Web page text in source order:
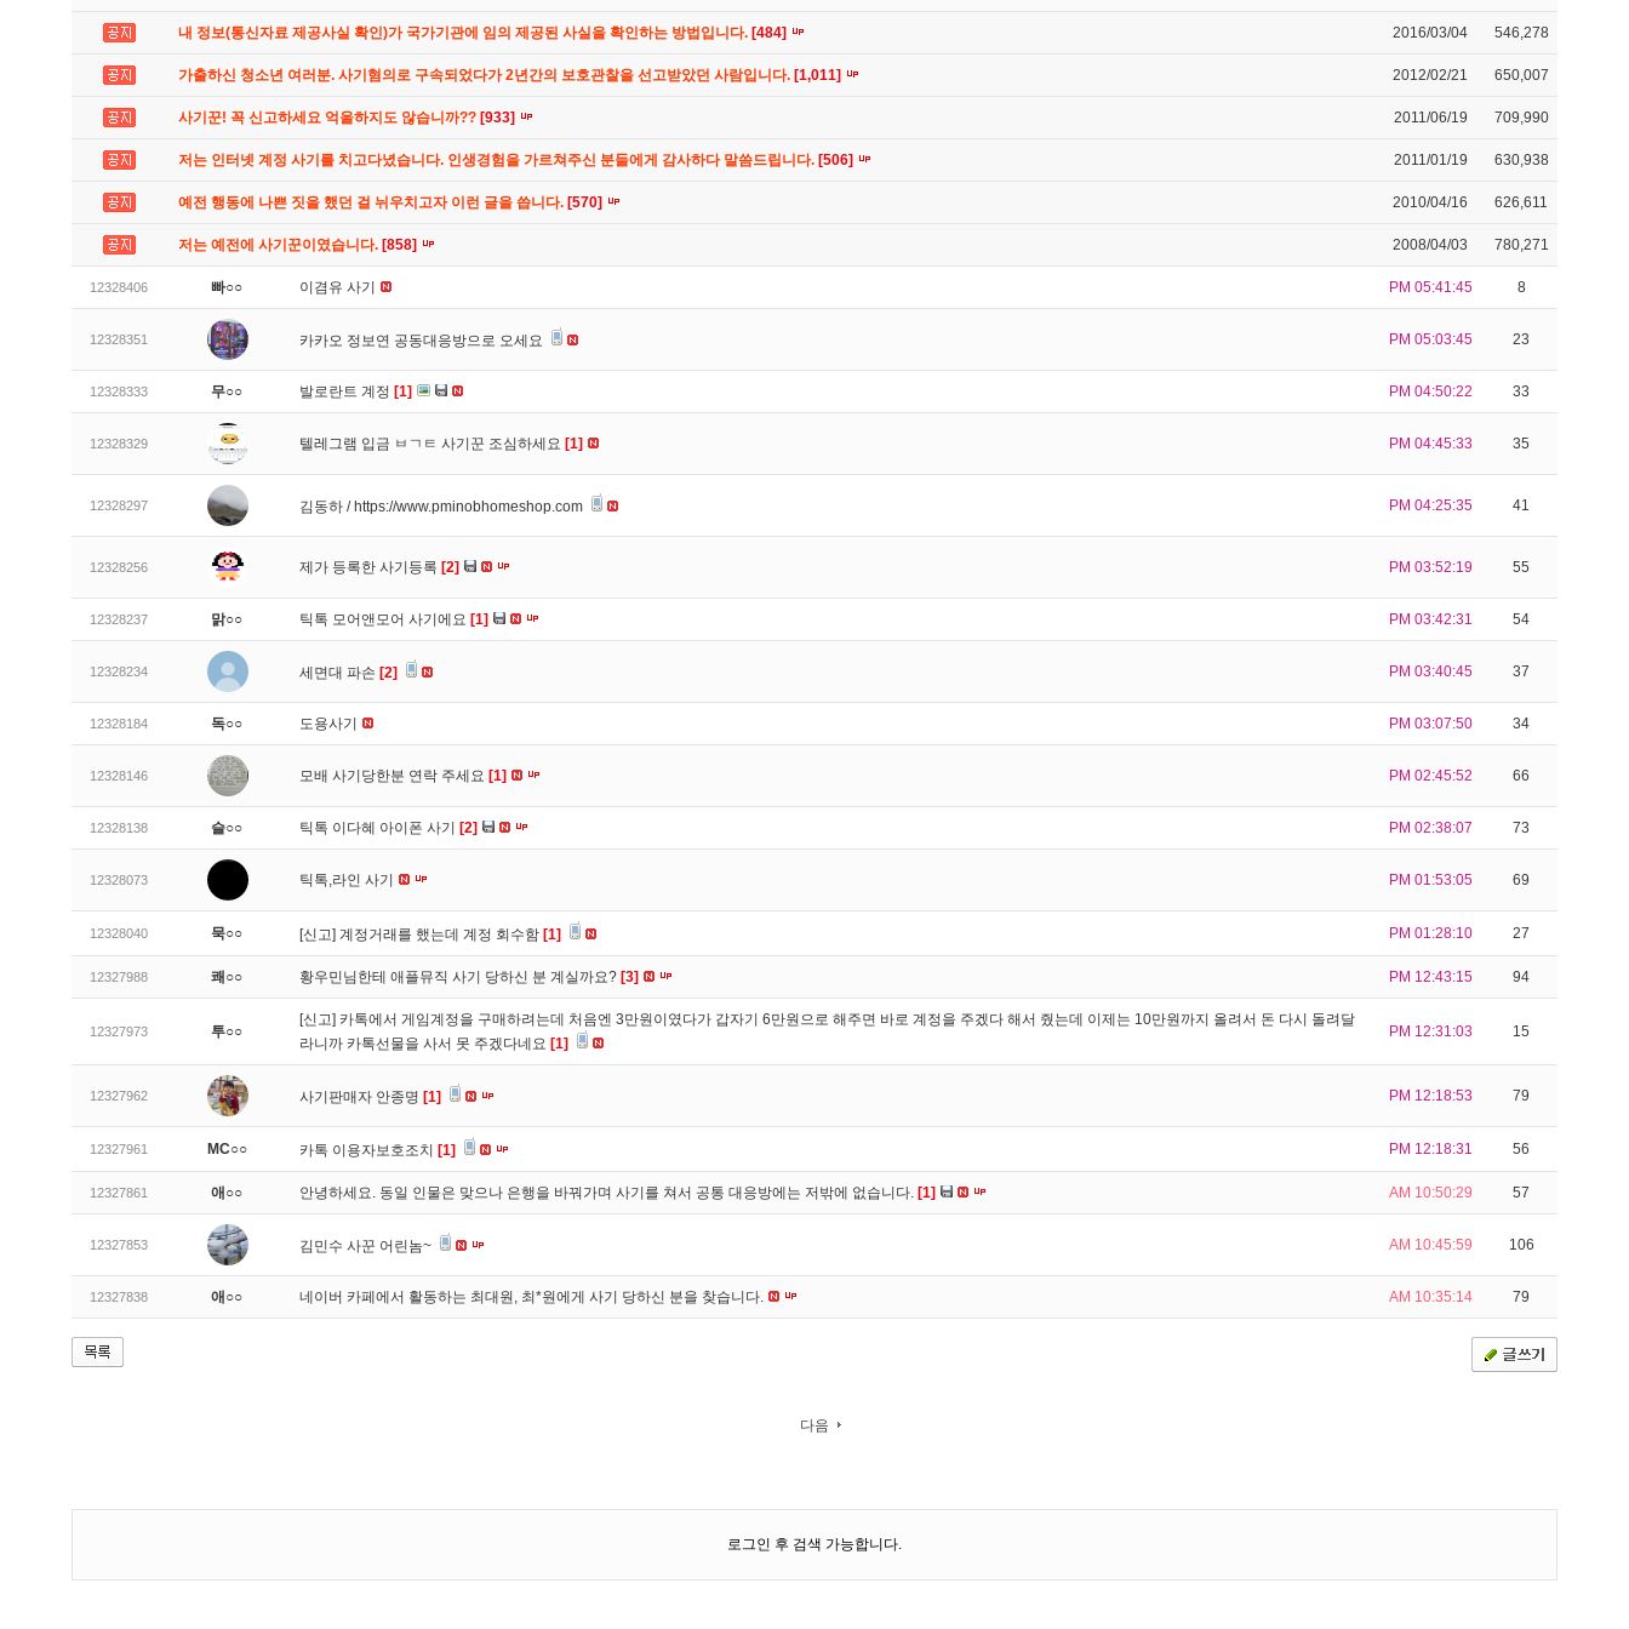
내 정보(통신자료 제공사실 확인)가 국가기관에 임의 제공된 사실을 확인하는 방법입니다. [484] 2016/03/04 546,278
가출하신 청소년 여러분. 사기혐의로 구속되었다가 2년간의 보호관찰을 선고받았던 사람입니다. [1,011] 2012/02/21 650,007
사기꾼! 꼭 신고하세요 억울하지도 않습니까?? [933] 2011/06/19 709,990
저는 인터넷 계정 사기를 치고다녔습니다. 인생경험을 가르쳐주신 분들에게 감사하다 말씀드립니다. [506] 2011/01/19 630,938
예전 행동에 나쁜 짓을 했던 걸 뉘우치고자 이런 글을 씁니다. [570] 2010/04/16 626,611
저는 예전에 사기꾼이였습니다. [858] 2008/04/03 780,271
12328406 빠○○ 이겸유 사기 PM 05:41:45 8
12328351 카카오 정보연 공동대응방으로 오세요 PM 05:03:45 23
12328333 무○○ 발로란트 계정 [1] PM 04:50:22 33
12328329 텔레그램 입금 ㅂㄱㅌ 사기꾼 조심하세요 [1] PM 04:45:33 35
12328297 김동하 / https://www.pminobhomeshop.com PM 04:25:35 41
12328256 제가 등록한 사기등록 [2] PM 03:52:19 55
12328237 맑○○ 틱톡 모어앤모어 사기에요 [1] PM 03:42:31 54
12328234 세면대 파손 [2] PM 03:40:45 37
12328184 독○○ 도용사기 PM 03:07:50 34
12328146 모배 사기당한분 연락 주세요 [1] PM 02:45:52 66
12328138 슬○○ 틱톡 이다혜 아이폰 사기 [2] PM 02:38:07 73
12328073 틱톡,라인 사기 PM 01:53:05 69
12328040 묵○○ [신고] 계정거래를 했는데 계정 회수함 [1] PM 01:28:10 27
12327988 쾌○○ 황우민님한테 애플뮤직 사기 당하신 분 계실까요? [3] PM 12:43:15 94
12327973 투○○
[신고] 카톡에서 게임계정을 구매하려는데 처음엔 3만원이였다가 갑자기 6만원으로 해주면 바로 계정을 주겠다 해서 줬는데 이제는 10만원까지 올려서 돈 다시 돌려달
라니까 카톡선물을 사서 못 주겠다네요 [1]
PM 12:31:03 15
12327962 사기판매자 안종명 [1] PM 12:18:53 79
12327961 MC○○ 카톡 이용자보호조치 [1] PM 12:18:31 56
12327861 애○○ 안녕하세요. 동일 인물은 맞으나 은행을 바꿔가며 사기를 쳐서 공통 대응방에는 저밖에 없습니다. [1] AM 10:50:29 57
12327853 김민수 사꾼 어린놈~ AM 10:45:59 106
12327838 애○○ 네이버 카페에서 활동하는 최대원, 최*원에게 사기 당하신 분을 찾습니다. AM 10:35:14 79
다음
로그인 후 검색 가능합니다.